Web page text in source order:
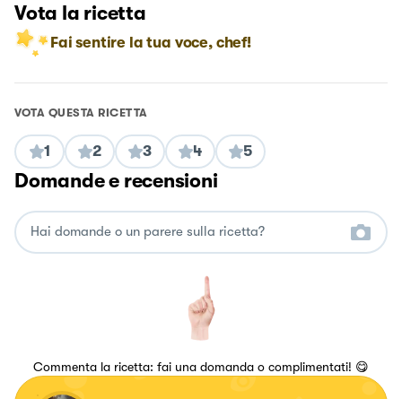
Vota la ricetta
Fai sentire la tua voce, chef!
VOTA QUESTA RICETTA
1 2 3 4 5
Domande e recensioni
Commenta la ricetta: fai una domanda o complimentati! 😋